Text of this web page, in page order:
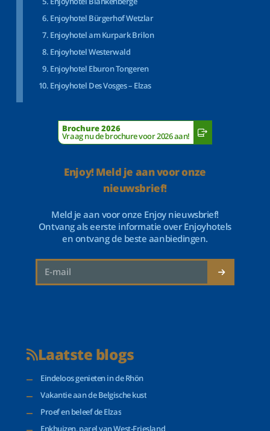
Enjoyhotel Bürgerhof Wetzlar
Enjoyhotel am Kurpark Brilon
Enjoyhotel Westerwald
Enjoyhotel Eburon Tongeren
Enjoyhotel Des Vosges – Elzas
Brochure 2026
Vraag nu de brochure voor 2026 aan!
Enjoy! Meld je aan voor onze
nieuwsbrief!
Meld je aan voor onze Enjoy nieuwsbrief!
Ontvang als eerste informatie over Enjoyhotels
en ontvang de beste aanbiedingen.
Laatste blogs
Eindeloos genieten in de Rhön
Vakantie aan de Belgische kust
Proef en beleef de Elzas
Enkhuizen, parel van West-Friesland